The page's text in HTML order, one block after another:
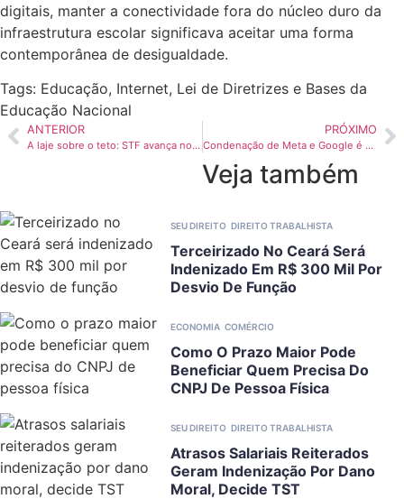
digitais, manter a conectividade fora do núcleo duro da
infraestrutura escolar significava aceitar uma forma
contemporânea de desigualdade.
Tags: Educação, Internet, Lei de Diretrizes e Bases da
Educação Nacional
ANTERIOR
A laje sobre o teto: STF avança no controle dos penduricalhos, mas mantém privilégio
PRÓXIMO
Condenação de Meta e Google é marco histórico na responsabilização das big techs
Veja também
SEU DIREITO DIREITO TRABALHISTA
Terceirizado No Ceará Será
Indenizado Em R$ 300 Mil Por
Desvio De Função
ECONOMIA COMÉRCIO
Como O Prazo Maior Pode
Beneficiar Quem Precisa Do
CNPJ De Pessoa Física
SEU DIREITO DIREITO TRABALHISTA
Atrasos Salariais Reiterados
Geram Indenização Por Dano
Moral, Decide TST